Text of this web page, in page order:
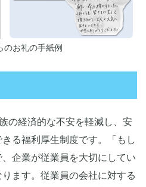
のお礼の手紙例
の経済的な不安を軽減し、安
る福利厚生制度です。「もし
企業が従業員を大切にしてい
ます。従業員の会社に対する